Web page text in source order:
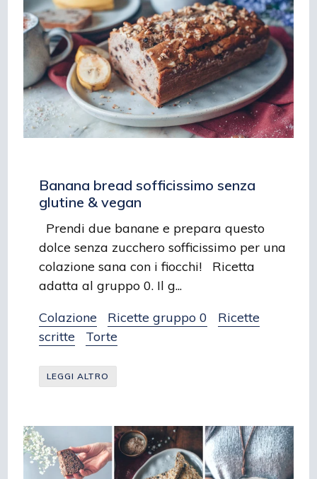
Banana bread sofficissimo senza
glutine & vegan
Prendi due banane e prepara questo
dolce senza zucchero sofficissimo per una
colazione sana con i fiocchi! Ricetta
adatta al gruppo 0. Il g...
Colazione
Ricette gruppo 0
Ricette
scritte
Torte
LEGGI ALTRO